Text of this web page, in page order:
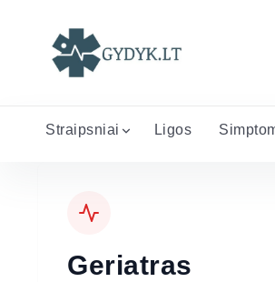
Straipsniai Ligos
Geriatras